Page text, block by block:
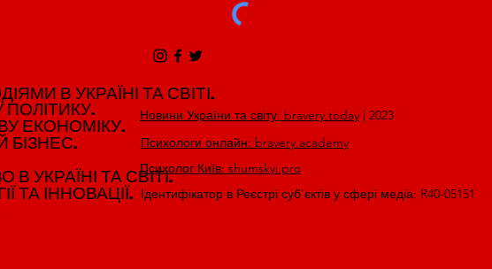
В УКРАЇНІ ТА СВІТІ.
ЕКОНОМІКУ.
БІЗНЕС.
УКРАЇНІ ТА СВІТІ.
ТА ІННОВАЦІЇ.
В УКРАЇНІ ТА СВІТІ.
ЕКОНОМІКУ.
БІЗНЕС.
УКРАЇНІ ТА СВІТІ.
ТА ІННОВАЦІЇ.
Новини України та світу: bravery.today| 2023
Психологи онлайн: bravery.academy
Психолог Київ: shumskyi.pro
Ідентифікатор в Реєстрі суб’єктів у сфері медіа: R40-05151